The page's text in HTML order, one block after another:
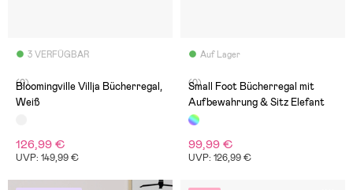
3 VERFÜGBAR
(0)
Bloomingville Villja Bücherregal,
Weiß
126,99 €
UVP: 149,99 €
Auf Lager
(0)
Small Foot Bücherregal mit
Aufbewahrung & Sitz Elefant
99,99 €
UVP: 126,99 €